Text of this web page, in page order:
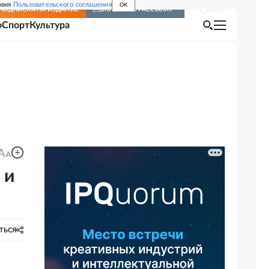
Пользовательского соглашения OK
НА ИЗДАНИЕ ВКЛЮЧИТЬ РАССЫЛКУ
СпортКультура